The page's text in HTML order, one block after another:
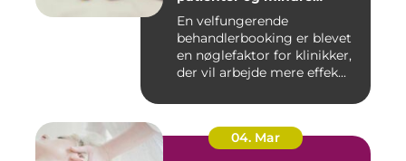
En velfungerende
behandlerbooking er blevet
en nøglefaktor for klinikker,
der vil arbejde mere effek...
04. Mar